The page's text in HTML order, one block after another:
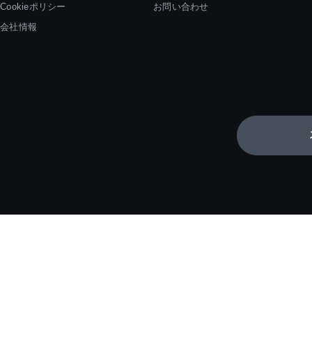
Cookieポリシー
会社情報
お問い合わせ